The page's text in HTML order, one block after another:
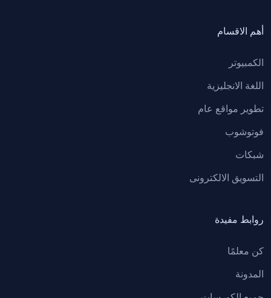
أهم اﻻقسام
الكمبيوتر
اللغة اﻻنجليزية
تطوير مواقع عام
فوتوشوب
شبكات
التسويق اﻻلكترونى
روابط مفيدة
كن معلمًا
المدونة